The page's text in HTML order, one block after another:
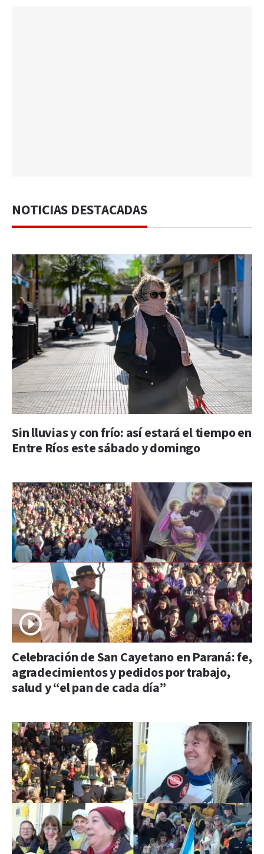
NOTICIAS DESTACADAS
Sin lluvias y con frío: así estará el tiempo en
Entre Ríos este sábado y domingo
Celebración de San Cayetano en Paraná: fe,
agradecimientos y pedidos por trabajo,
salud y “el pan de cada día”